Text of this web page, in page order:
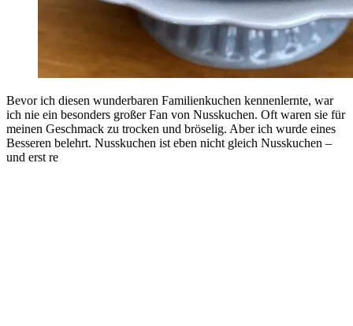
Bevor ich diesen wunderbaren Familienkuchen kennenlernte, war
ich nie ein besonders großer Fan von Nusskuchen. Oft waren sie für
meinen Geschmack zu trocken und bröselig. Aber ich wurde eines
Besseren belehrt. Nusskuchen ist eben nicht gleich Nusskuchen –
und erst re